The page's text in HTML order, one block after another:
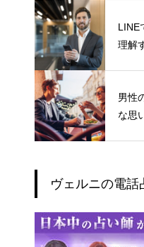
LINE
理解
男性
な思
ヴェルニの電話